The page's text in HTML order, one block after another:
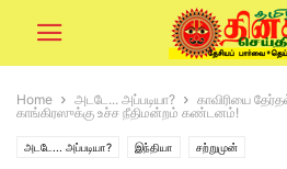
Home அடடே... அப்படியா?
காவிரியை
காங்கிரஸுக்கு உச்ச நீதிமன்றம் கண்டனம்!
அடடே... அப்படியா? இந்தியா சற்றுமுன்